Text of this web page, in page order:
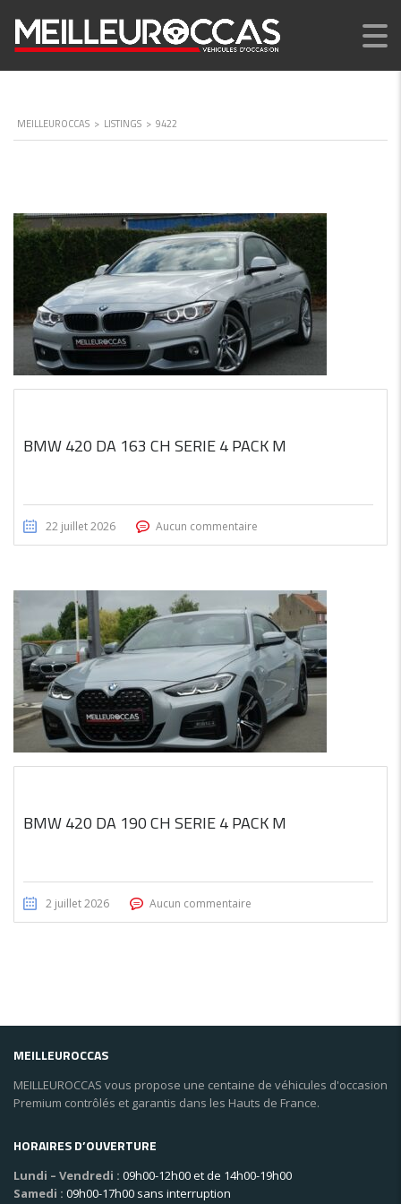
MEILLEUROCCAS > LISTINGS > 9422
BMW 420 DA 163 CH SERIE 4 PACK M
22 juillet 2026 Aucun commentaire
BMW 420 DA 190 CH SERIE 4 PACK M
2 juillet 2026 Aucun commentaire
MEILLEUROCCAS
MEILLEUROCCAS vous propose une centaine de véhicules d'occasion
Premium contrôlés et garantis dans les Hauts de France.
HORAIRES D’OUVERTURE
Lundi – Vendredi : 09h00-12h00 et de 14h00-19h00
Samedi : 09h00-17h00 sans interruption